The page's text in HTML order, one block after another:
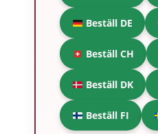
Beställ DE
Beställ CH
Beställ DK
Beställ FI